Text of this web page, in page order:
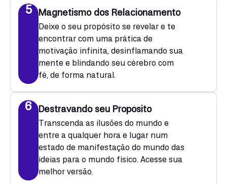
5 Magnetismo dos Relacionamento
Deixe o seu propósito se revelar e te
encontrar com uma prática de
motivação infinita, desinflamando sua
mente e blindando seu cérebro com
fé, de forma natural.
6 Destravando seu Propósito
Transcenda as ilusões do mundo e
entre a qualquer hora e lugar num
estado de manifestação do mundo das
ideias para o mundo físico. Acesse sua
melhor versão.